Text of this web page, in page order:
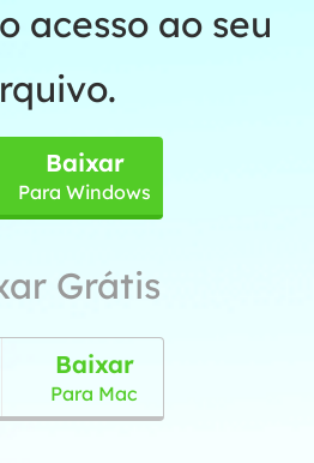
acesso ao seu
Baixar
Para Windows
Grátis
Baixar
Para Mac